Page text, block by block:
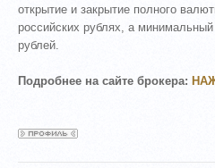
открытие и закрытие полного
российских рублях, а
рублей.
Подробнее на сайте брокера: